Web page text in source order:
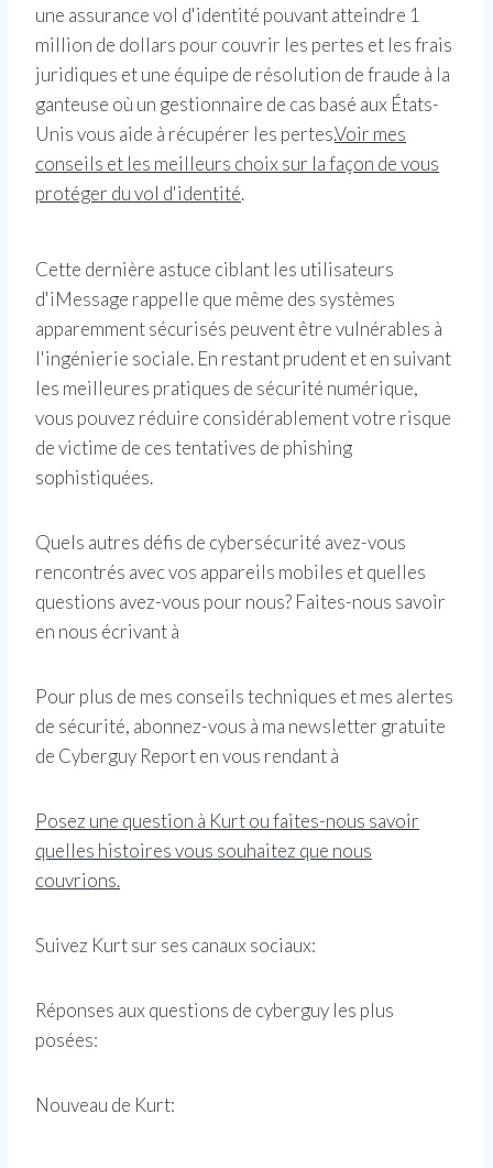
une assurance vol d'identité pouvant atteindre 1
million de dollars pour couvrir les pertes et les frais
juridiques et une équipe de résolution de fraude à la
ganteuse où un gestionnaire de cas basé aux États-
Unis vous aide à récupérer les pertes.Voir mes
conseils et les meilleurs choix sur la façon de vous
protéger du vol d'identité.
Cette dernière astuce ciblant les utilisateurs
d'iMessage rappelle que même des systèmes
apparemment sécurisés peuvent être vulnérables à
l'ingénierie sociale. En restant prudent et en suivant
les meilleures pratiques de sécurité numérique,
vous pouvez réduire considérablement votre risque
de victime de ces tentatives de phishing
sophistiquées.
Quels autres défis de cybersécurité avez-vous
rencontrés avec vos appareils mobiles et quelles
questions avez-vous pour nous? Faites-nous savoir
en nous écrivant à
Pour plus de mes conseils techniques et mes alertes
de sécurité, abonnez-vous à ma newsletter gratuite
de Cyberguy Report en vous rendant à
Posez une question à Kurt ou faites-nous savoir
quelles histoires vous souhaitez que nous
couvrions.
Suivez Kurt sur ses canaux sociaux:
Réponses aux questions de cyberguy les plus
posées:
Nouveau de Kurt: